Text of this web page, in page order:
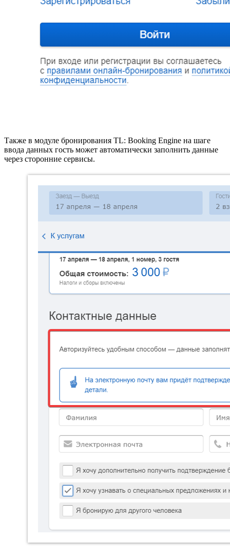
Также в модуле бронирования TL: Booking Engine на шаге
ввода данных гость может автоматически заполнить данные
через сторонние сервисы.